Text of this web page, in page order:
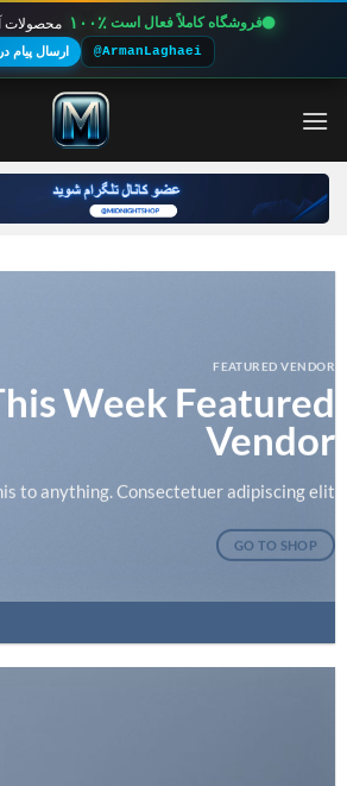
فروشگاه کاملاً فعال است ۱۰۰٪ محصولات
@ArmanLaghaei ارسال پیام
FEATURED VENDOR
Week Featured
Vendor
to anything. Consectetuer adipiscing elit.
GO TO SHOP